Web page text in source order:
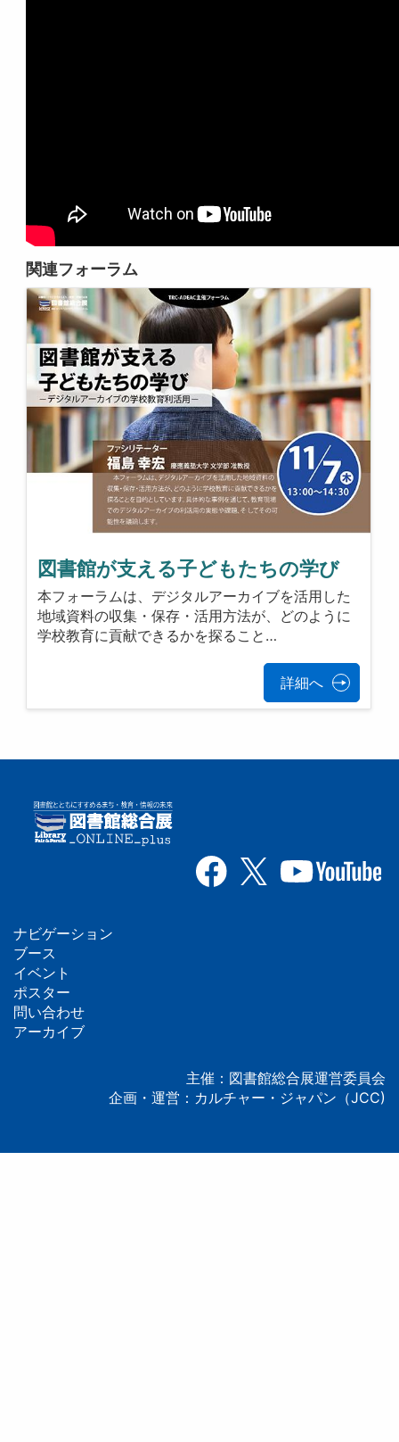
関連フォーラム
図書館が支える子どもたちの学び
本フォーラムは、デジタルアーカイブを活用した
地域資料の収集・保存・活用方法が、どのように
学校教育に貢献できるかを探ること…
詳細へ
フ
ッ
タ
ナビゲーション
ブース
イベント
ポスター
問い合わせ
アーカイブ
主催：図書館総合展運営委員会
企画・運営：カルチャー・ジャパン（JCC)